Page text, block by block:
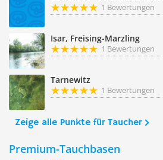
1 Bewertungen
Isar, Freising-Marzling
1 Bewertungen
Tarnewitz
1 Bewertungen
Zeige alle Punkte für Taucher
Premium-Tauchbasen